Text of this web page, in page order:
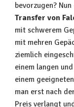
bevorzugen?
Transfer von
mit schwerem
mit mehren
ziemlich
einem langen
einem
man erst nach
Preis verlangt